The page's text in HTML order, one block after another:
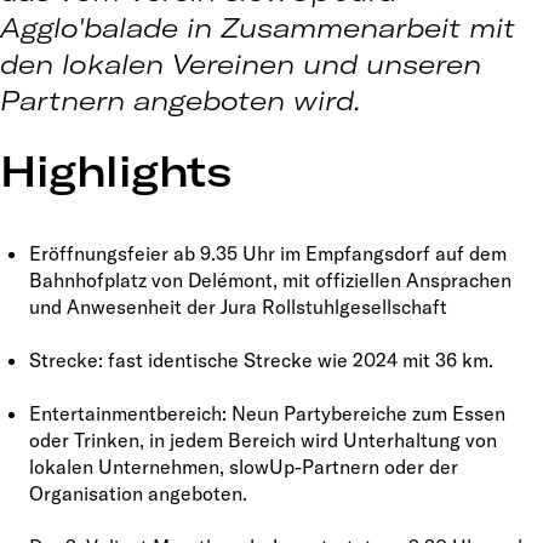
Agglo'balade in Zusammenarbeit mit
den lokalen Vereinen und unseren
Partnern angeboten wird.
Highlights
Eröffnungsfeier ab 9.35 Uhr im Empfangsdorf auf dem
Bahnhofplatz von Delémont, mit offiziellen Ansprachen
und Anwesenheit der Jura Rollstuhlgesellschaft
Strecke: fast identische Strecke wie 2024 mit 36 ​​km.
Entertainmentbereich: Neun Partybereiche zum Essen
oder Trinken, in jedem Bereich wird Unterhaltung von
lokalen Unternehmen, slowUp-Partnern oder der
Organisation angeboten.